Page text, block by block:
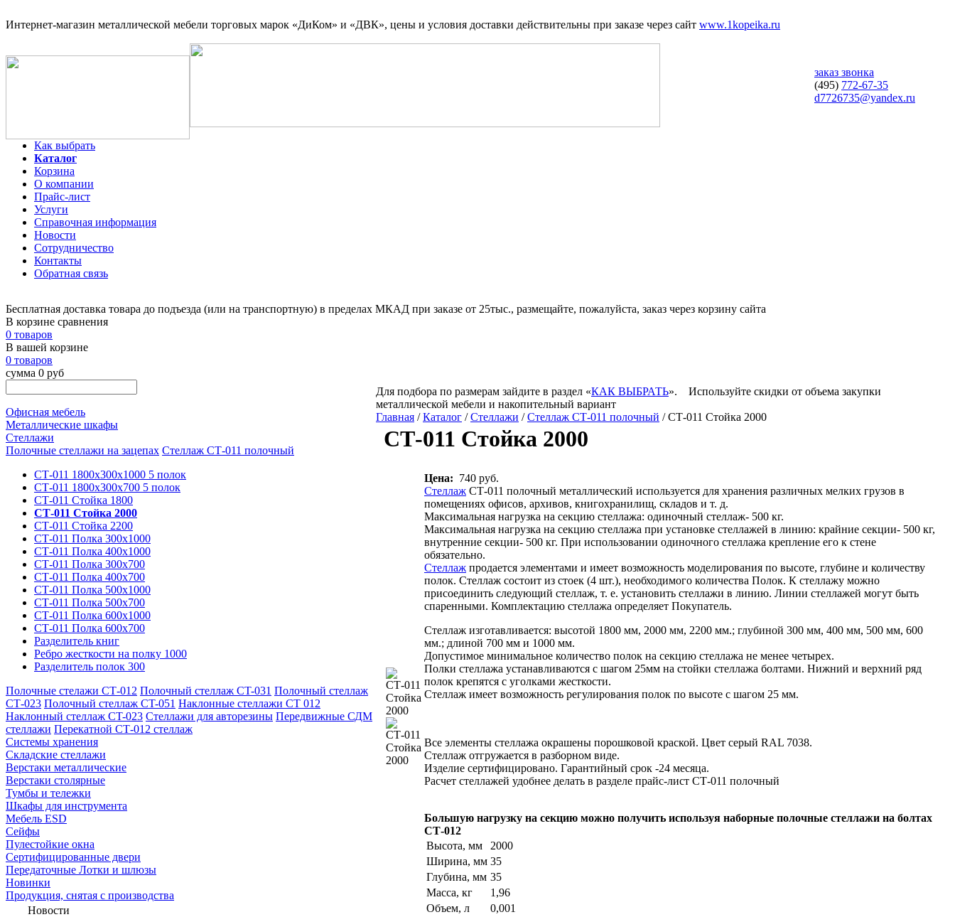
Интернет-магазин металлической мебели торговых марок «ДиКом» и «ДВК», цены и условия доставки действительны при заказе через сайт www.1kopeika.ru
заказ звонка
(495) 772-67-35
d7726735@yandex.ru
Как выбрать
Каталог
Корзина
О компании
Прайс-лист
Услуги
Справочная информация
Новости
Сотрудничество
Контакты
Обратная связь
Бесплатная доставка товара до подъезда (или на транспортную) в пределах МКАД при заказе от 25тыс., размещайте, пожалуйста, заказ через корзину сайта
В корзине сравнения
0 товаров
В вашей корзине
0 товаров
сумма 0 руб
Офисная мебель
Металлические шкафы
Стеллажи
Полочные стеллажи на зацепах Стеллаж СТ-011 полочный
СТ-011 1800х300х1000 5 полок
СТ-011 1800х300х700 5 полок
СТ-011 Стойка 1800
СТ-011 Стойка 2000
СТ-011 Стойка 2200
СТ-011 Полка 300х1000
СТ-011 Полка 400х1000
СТ-011 Полка 300х700
СТ-011 Полка 400х700
СТ-011 Полка 500х1000
СТ-011 Полка 500х700
СТ-011 Полка 600х1000
СТ-011 Полка 600х700
Разделитель книг
Ребро жесткости на полку 1000
Разделитель полок 300
Полочные стелажи СТ-012 Полочный стеллаж CT-031 Полочный стеллаж
СТ-023 Полочный стеллаж CT-051 Наклонные стеллажи СТ 012
Наклонный стеллаж CT-023 Стеллажи для авторезины Передвижные СДМ
стеллажи Перекатной СТ-012 стеллаж
Системы хранения
Складские стеллажи
Верстаки металлические
Верстаки столярные
Тумбы и тележки
Шкафы для инструмента
Мебель ESD
Сейфы
Пулестойкие окна
Сертифицированные двери
Передаточные Лотки и шлюзы
Новинки
Продукция, снятая с производства
Новости
Для подбора по размерам зайдите в раздел «КАК ВЫБРАТЬ».
Используйте скидки от объема закупки
металлической мебели и накопительный вариант
Главная /Каталог /Стеллажи /Стеллаж СТ-011 полочный / СТ-011 Стойка 2000
СТ-011 Стойка 2000
Цена: 740 руб.
Стеллаж СТ-011 полочный металлический используется для хранения различных мелких грузов в
помещениях офисов, архивов, книгохранилищ, складов и т. д.
Максимальная нагрузка на секцию стеллажа: одиночный стеллаж- 500 кг.
Максимальная нагрузка на секцию стеллажа при установке стеллажей в линию: крайние секции- 500 кг,
внутренние секции- 500 кг. При использовании одиночного стеллажа крепление его к стене
обязательно.
Стеллаж продается элементами и имеет возможность моделирования по высоте, глубине и количеству
полок. Стеллаж состоит из стоек (4 шт.), необходимого количества Полок. К стеллажу можно
присоединить следующий стеллаж, т. е. установить стеллажи в линию. Линии стеллажей могут быть
спаренными. Комплектацию стеллажа определяет Покупатель.
Стеллаж изготавливается: высотой 1800 мм, 2000 мм, 2200 мм.; глубиной 300 мм, 400 мм, 500 мм, 600
мм.; длиной 700 мм и 1000 мм.
Допустимое минимальное количество полок на секцию стеллажа не менее четырех.
Полки стеллажа устанавливаются с шагом 25мм на стойки стеллажа болтами. Нижний и верхний ряд
полок крепятся с уголками жесткости.
Стеллаж имеет возможность регулирования полок по высоте с шагом 25 мм.
Все элементы стеллажа окрашены порошковой краской. Цвет серый RAL 7038.
Стеллаж отгружается в разборном виде.
Изделие сертифицировано. Гарантийный срок -24 месяца.
Расчет стеллажей удобнее делать в разделе прайс-лист СТ-011 полочный
Большую нагрузку на секцию можно получить используя наборные полочные стеллажи на болтах
СТ-012
Высота, мм
2000
Ширина, мм 35
Глубина, мм 35
Масса, кг
1,96
Объем, л
0,001